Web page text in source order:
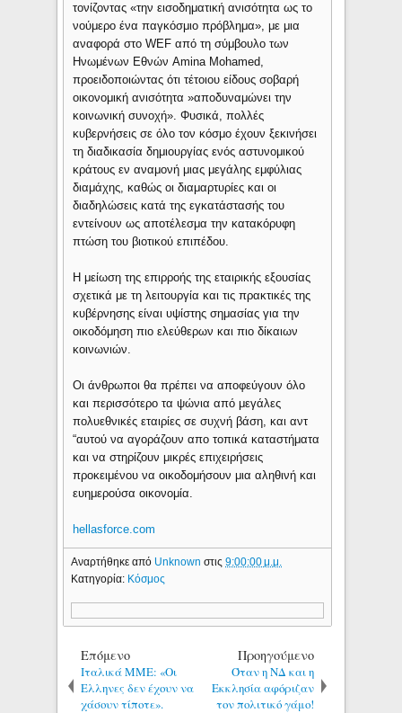
τονίζοντας «την εισοδηματική ανισότητα ως το
νούμερο ένα παγκόσμιο πρόβλημα», με μια
αναφορά στο WEF από τη σύμβουλο των
Ηνωμένων Εθνών Amina Mohamed,
προειδοποιώντας ότι τέτοιου είδους σοβαρή
οικονομική ανισότητα »αποδυναμώνει την
κοινωνική συνοχή». Φυσικά, πολλές
κυβερνήσεις σε όλο τον κόσμο έχουν ξεκινήσει
τη διαδικασία δημιουργίας ενός αστυνομικού
κράτους εν αναμονή μιας μεγάλης εμφύλιας
διαμάχης, καθώς οι διαμαρτυρίες και οι
διαδηλώσεις κατά της εγκατάστασής του
εντείνουν ως αποτέλεσμα την κατακόρυφη
πτώση του βιοτικού επιπέδου.
Η μείωση της επιρροής της εταιρικής εξουσίας
σχετικά με τη λειτουργία και τις πρακτικές της
κυβέρνησης είναι υψίστης σημασίας για την
οικοδόμηση πιο ελεύθερων και πιο δίκαιων
κοινωνιών.
Οι άνθρωποι θα πρέπει να αποφεύγουν όλο
και περισσότερο τα ψώνια από μεγάλες
πολυεθνικές εταιρίες σε συχνή βάση, και αντ
“αυτού να αγοράζουν απο τοπικά καταστήματα
και να στηρίζουν μικρές επιχειρήσεις
προκειμένου να οικοδομήσουν μια αληθινή και
ευημερούσα οικονομία.
hellasforce.com
Αναρτήθηκε από Unknownστις9:00:00 μ.μ.
Κατηγορία: Κόσμος
Επόμενο
Ιταλικά ΜΜΕ: «Οι
Ελληνες δεν έχουν να
χάσουν τίποτε».
Προηγούμενο
Όταν η ΝΔ και η
Εκκλησία αφόριζαν
τον πολιτικό γάμο!